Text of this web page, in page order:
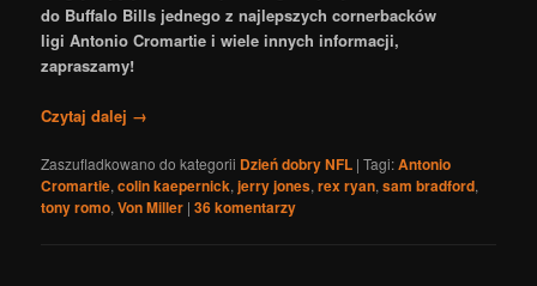
do Buffalo Bills jednego z najlepszych cornerbacków
ligi Antonio Cromartie i wiele innych informacji,
zapraszamy!
Czytaj dalej →
Zaszufladkowano do kategorii Dzień dobry NFL |Tagi:Antonio
Cromartie,colin kaepernick,jerry jones,rex ryan,sam bradford,
tony romo,Von Miller |36komentarzy